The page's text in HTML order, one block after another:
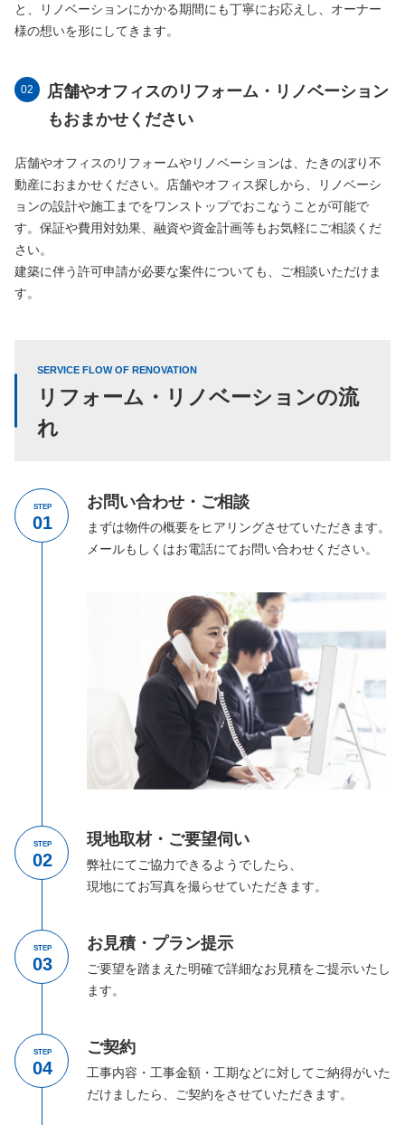
と、リノベーションにかかる期間にも丁寧にお応えし、オーナー
様の想いを形にしてきます。
店舗やオフィスのリフォーム・リノベーション
もおまかせください
店舗やオフィスのリフォームやリノベーションは、たきのぼり不
動産におまかせください。店舗やオフィス探しから、リノベーシ
ョンの設計や施工までをワンストップでおこなうことが可能で
す。保証や費用対効果、融資や資金計画等もお気軽にご相談くだ
さい。
建築に伴う許可申請が必要な案件についても、ご相談いただけま
す。
SERVICE FLOW OF RENOVATION
リフォーム・リノベーションの流
れ
STEP お問い合わせ・ご相談
まずは物件の概要をヒアリングさせていただきます。
メールもしくはお電話にてお問い合わせください。
STEP 現地取材・ご要望伺い
弊社にてご協力できるようでしたら、
現地にてお写真を撮らせていただきます。
STEP お見積・プラン提示
ご要望を踏まえた明確で詳細なお見積をご提示いたし
ます。
STEP ご契約
工事内容・工事金額・工期などに対してご納得がいた
だけましたら、ご契約をさせていただきます。